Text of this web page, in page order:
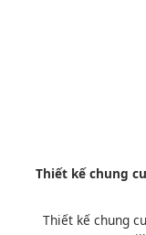
Thiết kế chung
Thiết kế chung